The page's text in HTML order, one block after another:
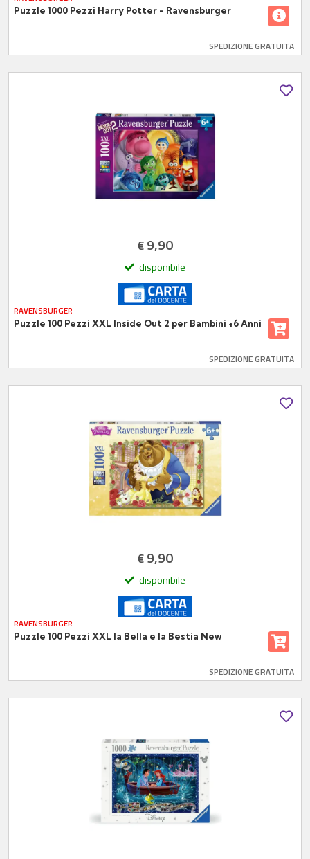
Puzzle 1000 Pezzi Harry Potter - Ravensburger
SPEDIZIONE GRATUITA
€9,90
disponibile
RAVENSBURGER
Puzzle 100 Pezzi XXL Inside Out 2 per Bambini +6 Anni
SPEDIZIONE GRATUITA
€9,90
disponibile
RAVENSBURGER
Puzzle 100 Pezzi XXL la Bella e la Bestia New
SPEDIZIONE GRATUITA